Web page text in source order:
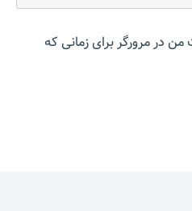
من در مرورگر برای زمانی که